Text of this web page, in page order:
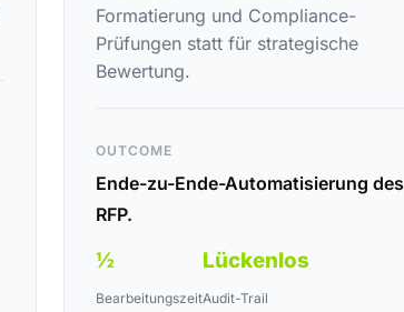
Formatierung und Compliance-
Prüfungen statt für strategische
Bewertung.
OUTCOME
Ende-zu-Ende-Automatisierung des
RFP.
½
Bearbeitungszeit
Lückenlos
Audit-Trail